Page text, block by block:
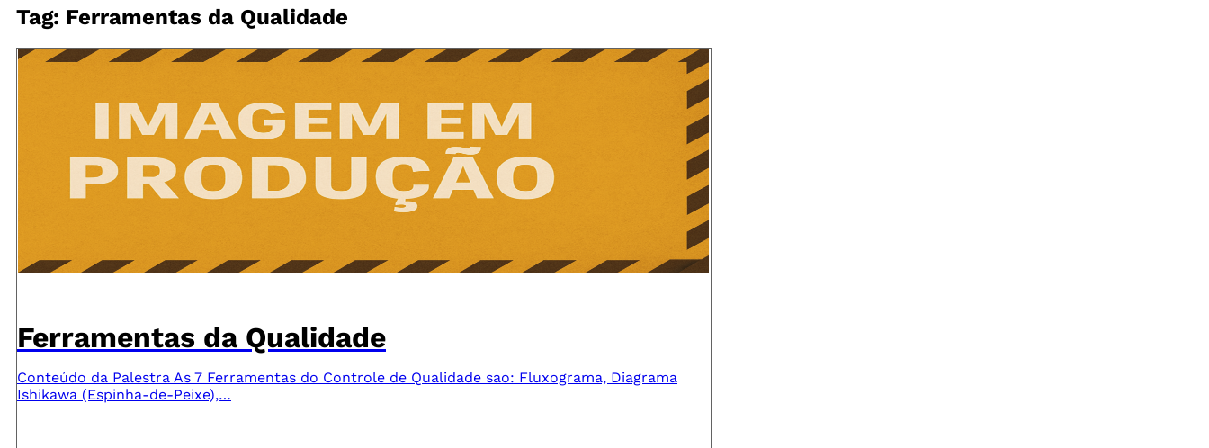
Tag: Ferramentas da Qualidade
Ferramentas da Qualidade
Conteúdo da Palestra As 7 Ferramentas do Controle de Qualidade sao: Fluxograma, Diagrama
Ishikawa (Espinha-de-Peixe),…